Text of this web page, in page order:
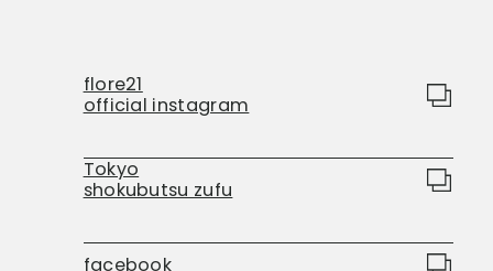
flore21
official instagram
Tokyo
shokubutsu zufu
facebook